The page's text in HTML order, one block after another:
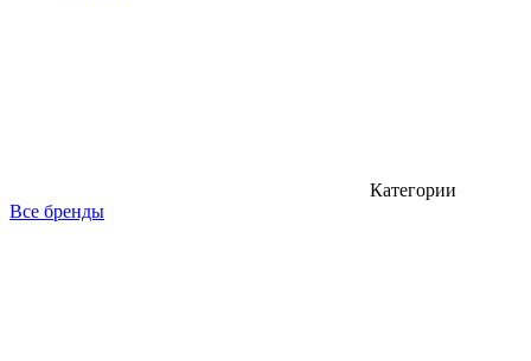
Категории
Все бренды